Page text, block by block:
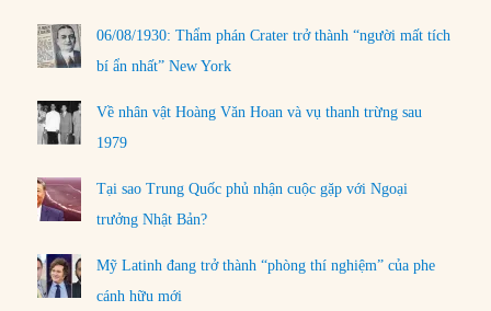
06/08/1930: Thẩm phán Crater trở thành “người mất tích
bí ẩn nhất” New York
Về nhân vật Hoàng Văn Hoan và vụ thanh trừng sau
1979
Tại sao Trung Quốc phủ nhận cuộc gặp với Ngoại
trưởng Nhật Bản?
Mỹ Latinh đang trở thành “phòng thí nghiệm” của phe
cánh hữu mới